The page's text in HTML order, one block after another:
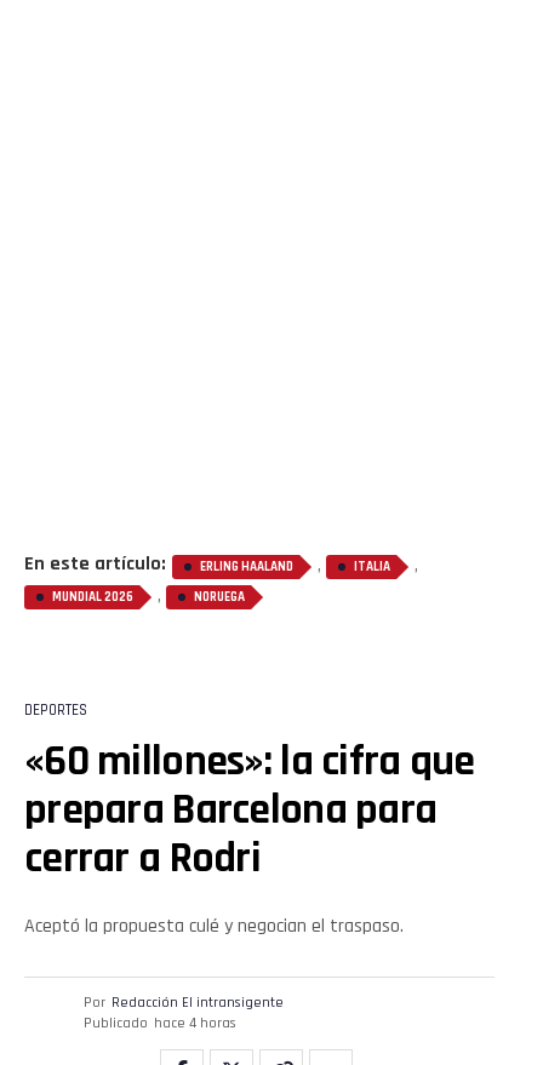
En este artículo: ERLING HAALAND , ITALIA ,
MUNDIAL 2026 , NORUEGA
DEPORTES
«60 millones»: la cifra que
prepara Barcelona para
cerrar a Rodri
Aceptó la propuesta culé y negocian el traspaso.
Por Redacción El intransigente
Publicado hace 4 horas
Reddit
Pinterest
Email